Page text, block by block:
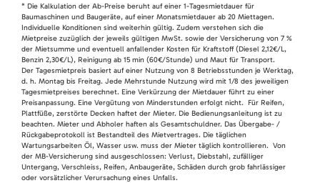
* Die Kalkulation der Ab-Preise beruht auf einer 1-Tagesmietdauer für
Baumaschinen und Baugeräte, auf einer Monatsmietdauer ab 20 Miettagen.
Individuelle Konditionen sind weiterhin gültig. Zudem verstehen sich die
Mietpreise zuzüglich der jeweils gültigen MwSt. sowie der Versicherung von 7 %
der Mietsumme und eventuell anfallender Kosten für Kraftstoff (Diesel 2,12€/L,
Benzin 2,30€/L), Reinigung ab 15 min (60€/Stunde) und Maut für Transport.
Der Tagesmietpreis basiert auf einer Nutzung von 8 Betriebsstunden je Werktag,
d. h. Montag bis Freitag. Jede Mehrstunde Nutzung wird mit 1/8 des jeweiligen
Tagesmietpreises berechnet. Eine Verkürzung der Mietdauer führt zu einer
Preisanpassung. Eine Vergütung von Minderstunden erfolgt nicht. Für Reifen,
Plattfüße, zerstörte Decken haftet der Mieter. Die Bedienungsanleitung ist zu
beachten. Mieter und Abholer haften als Gesamtschuldner. Das Übergabe- /
Rückgabeprotokoll ist Bestandteil des Mietvertrages. Die täglichen
Wartungsarbeiten Öl, Wasser usw. muss der Mieter täglich kontrollieren. Von
der MB-Versicherung sind ausgeschlossen: Verlust, Diebstahl, zufälliger
Untergang, Verschleiss, Reifen, Anbaugeräte, Schäden durch grob fahrlässiger
oder vorsätzlicher Verursachung eines Unfalls.